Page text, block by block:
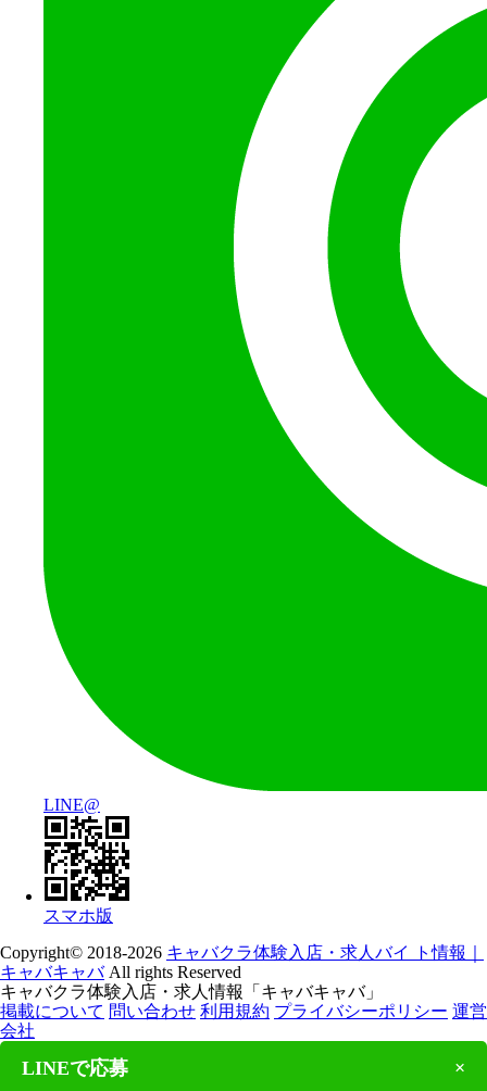
LINE@
スマホ版
Copyright© 2018-2026 キャバクラ体験入店・求人バイ ト情報｜
キャバキャバAll rights Reserved
キャバクラ体験入店・求人情報「キャバキャバ」
掲載について 問い合わせ 利用規約 プライバシーポリシー 運営
会社
LINEで応募 ×